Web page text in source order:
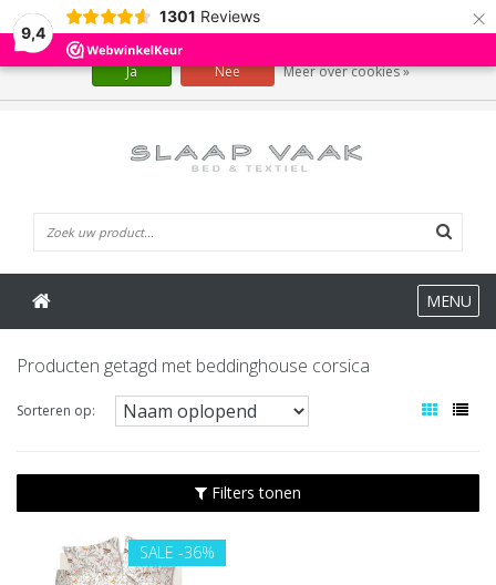
9,4
1301 Reviews ×
MENU
Producten getagd met beddinghouse corsica
Sorteren op:
Filters tonen
SALE -36%
Wij slaan cookies op om onze website te verbeteren. Is dat akkoord?
Ja Nee Meer over cookies »